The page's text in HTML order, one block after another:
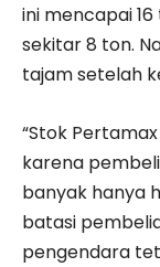
ini mencapai
sekitar 8 ton.
tajam setelah
“Stok
karena
banyak hanya
batasi
pengendara